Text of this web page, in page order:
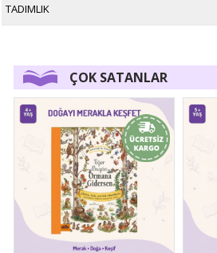
TADIMLIK
ÇOK SATANLAR